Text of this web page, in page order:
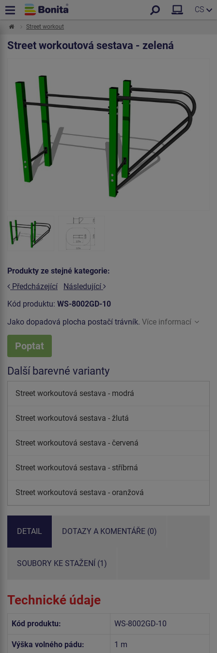
CS
Street workout
Street workoutová sestava - zelená
Produkty ze stejné kategorie:
Předcházející
Následující
Kód produktu: WS-8002GD-10
Jako dopadová plocha postačí trávník. Více informací
Poptat
Další barevné varianty
Street workoutová sestava - modrá
Street workoutová sestava - žlutá
Street workoutová sestava - červená
Street workoutová sestava - stříbrná
Street workoutová sestava - oranžová
DETAIL DOTAZY A KOMENTÁŘE (0)
SOUBORY KE STAŽENÍ (1)
Technické údaje
Kód produktu: WS-8002GD-10
Výška volného pádu: 1 m